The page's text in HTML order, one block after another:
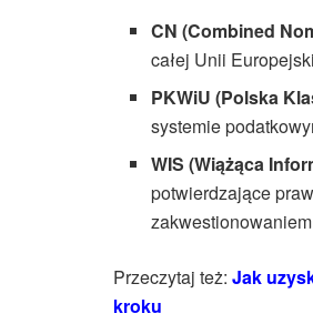
CN (Combined
całej Unii
PKWiU (Polska
systemie
WIS (Wiążąca
potwierdzające
Przeczytaj też: Jak
kroku